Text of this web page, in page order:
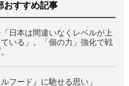
おすすめ記事
日本は間違いなくレベルが上
いる」。「個の力」強化で戦
ルフード』に馳せる思い」